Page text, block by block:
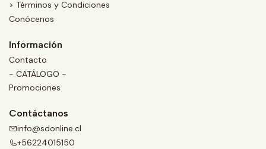
> Términos y Condiciones
Conócenos
Información
Contacto
- CATÁLOGO -
Promociones
Contáctanos
info@sdonline.cl
+56224015150